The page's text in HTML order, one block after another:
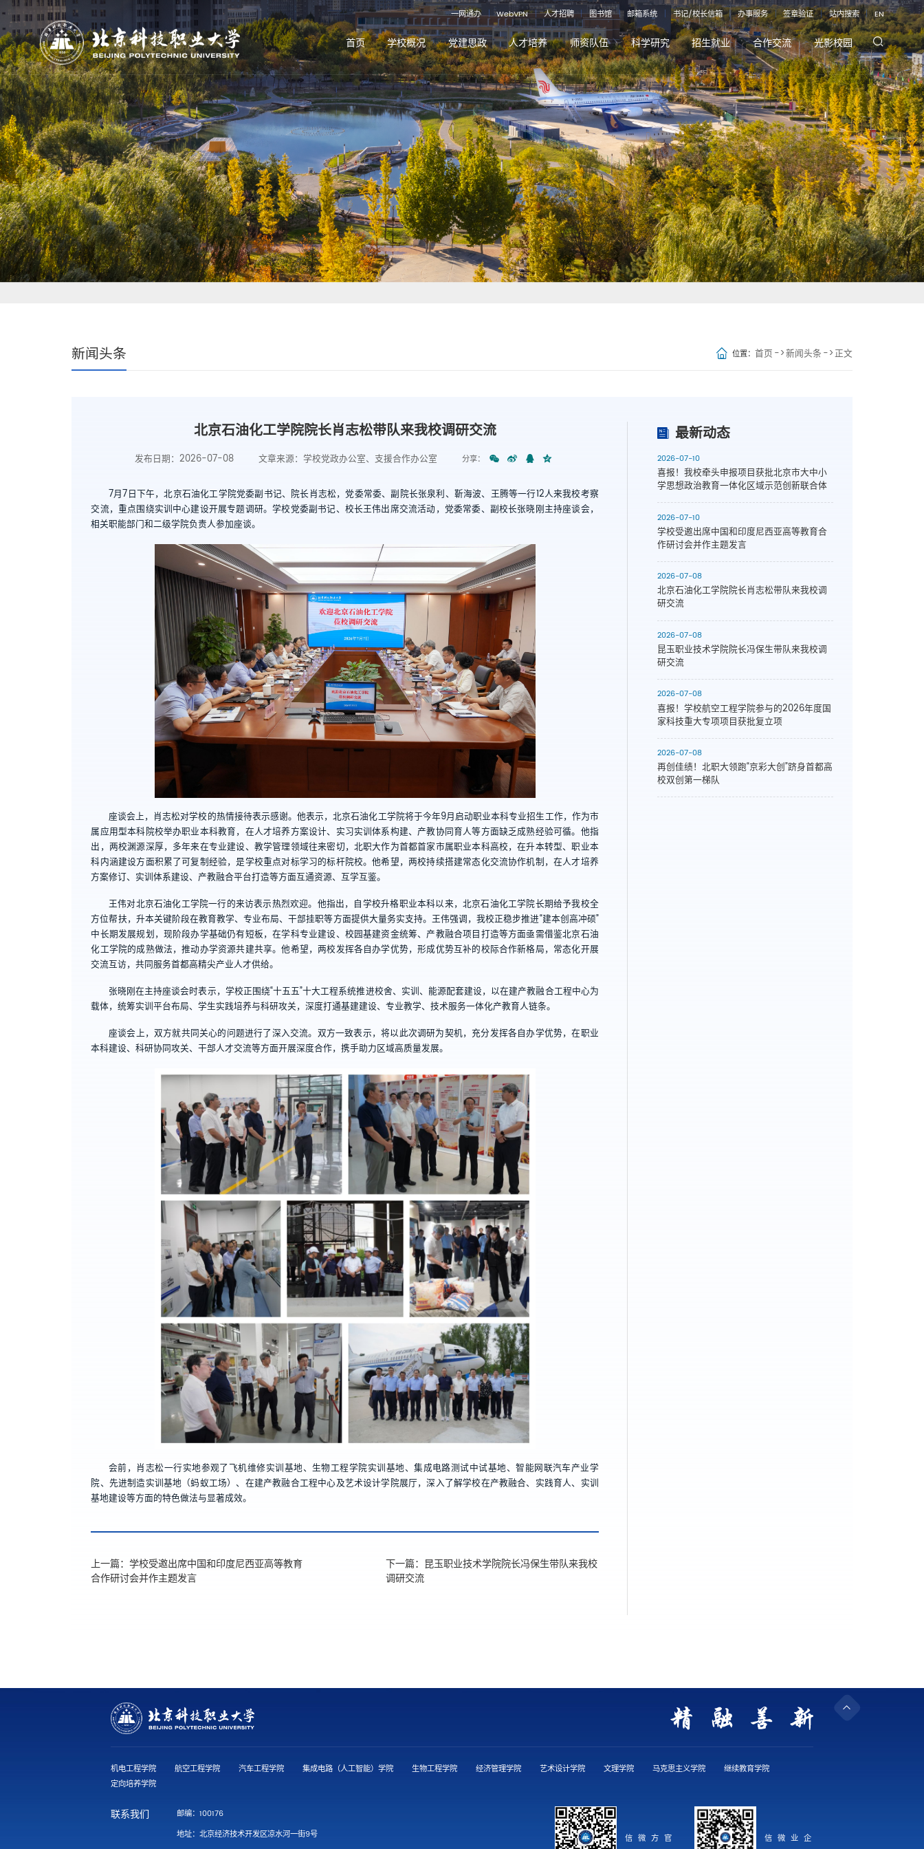
一网通办 ｜ WebVPN ｜ 人才招聘 ｜ 图书馆 ｜ 邮箱系统 ｜ 书记/校长信箱 ｜ 办事服务 ｜ 签章验证 ｜ 站内搜索 ｜ EN
首页 学校概况 党建思政 人才培养 师资队伍 科学研究 招生就业 合作交流 光影校园
新闻头条 位置：首页->新闻头条->正文
北京石油化工学院院长肖志松带队来我校调研交流
发布日期：2026-07-08 文章来源：学校党政办公室、支援合作办公室 分享：
7月7日下午，北京石油化工学院党委副书记、院长肖志松，党委常委、副院长张泉利、靳海波、王腾等一行12人来我校考察
交流，重点围绕实训中心建设开展专题调研。学校党委副书记、校长王伟出席交流活动，党委常委、副校长张晓刚主持座谈会，
相关职能部门和二级学院负责人参加座谈。
座谈会上，肖志松对学校的热情接待表示感谢。他表示，北京石油化工学院将于今年9月启动职业本科专业招生工作，作为市
属应用型本科院校举办职业本科教育，在人才培养方案设计、实习实训体系构建、产教协同育人等方面缺乏成熟经验可循。他指
出，两校渊源深厚，多年来在专业建设、教学管理领域往来密切，北职大作为首都首家市属职业本科高校，在升本转型、职业本
科内涵建设方面积累了可复制经验，是学校重点对标学习的标杆院校。他希望，两校持续搭建常态化交流协作机制，在人才培养
方案修订、实训体系建设、产教融合平台打造等方面互通资源、互学互鉴。
王伟对北京石油化工学院一行的来访表示热烈欢迎。他指出，自学校升格职业本科以来，北京石油化工学院长期给予我校全
方位帮扶，升本关键阶段在教育教学、专业布局、干部挂职等方面提供大量务实支持。王伟强调，我校正稳步推进“建本创高冲硕”
中长期发展规划，现阶段办学基础仍有短板，在学科专业建设、校园基建资金统筹、产教融合项目打造等方面亟需借鉴北京石油
化工学院的成熟做法，推动办学资源共建共享。他希望，两校发挥各自办学优势，形成优势互补的校际合作新格局，常态化开展
交流互访，共同服务首都高精尖产业人才供给。
张晓刚在主持座谈会时表示，学校正围绕“十五五”十大工程系统推进校舍、实训、能源配套建设，以在建产教融合工程中心为
载体，统筹实训平台布局、学生实践培养与科研攻关，深度打通基建建设、专业教学、技术服务一体化产教育人链条。
座谈会上，双方就共同关心的问题进行了深入交流。双方一致表示，将以此次调研为契机，充分发挥各自办学优势，在职业
本科建设、科研协同攻关、干部人才交流等方面开展深度合作，携手助力区域高质量发展。
会前，肖志松一行实地参观了飞机维修实训基地、生物工程学院实训基地、集成电路测试中试基地、智能网联汽车产业学
院、先进制造实训基地（蚂蚁工场）、在建产教融合工程中心及艺术设计学院展厅，深入了解学校在产教融合、实践育人、实训
基地建设等方面的特色做法与显著成效。
上一篇：学校受邀出席中国和印度尼西亚高等教育
合作研讨会并作主题发言
下一篇： 昆玉职业技术学院院长冯保生带队来我校
调研交流
最新动态
2026-07-10
喜报！我校牵头申报项目获批北京市大中小
学思想政治教育一体化区域示范创新联合体
2026-07-10
学校受邀出席中国和印度尼西亚高等教育合
作研讨会并作主题发言
2026-07-08
北京石油化工学院院长肖志松带队来我校调
研交流
2026-07-08
昆玉职业技术学院院长冯保生带队来我校调
研交流
2026-07-08
喜报！学校航空工程学院参与的2026年度国
家科技重大专项项目获批复立项
2026-07-08
再创佳绩！北职大领跑“京彩大创”跻身首都高
校双创第一梯队
机电工程学院 航空工程学院 汽车工程学院 集成电路（人工智能）学院 生物工程学院 经济管理学院 艺术设计学院 文理学院 马克思主义学院
继续教育学院
定向培养学院
联系我们
邮编：100176
地址：北京经济技术开发区凉水河一街9号
官方微信 企业微信